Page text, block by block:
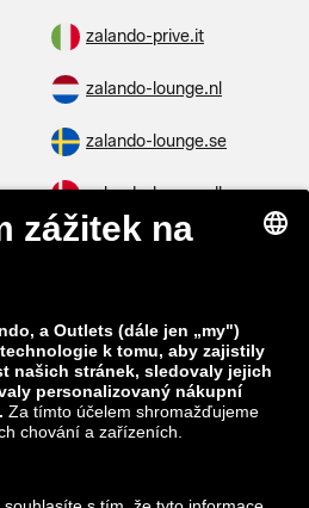
zalando-prive.it
zalando-lounge.nl
zalando-lounge.se
zalando-lounge.dk
zalando-lounge.pl
zalando-lounge.sk
zalando-lounge.hr